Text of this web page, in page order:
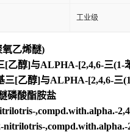
工业级
氧乙烯醚)
[乙醇]与ALPHA-[2,4,6-三
三[乙醇]与ALPHA-[2,4,6-
磷酸酯胺盐
,compd.with.alpha.-
,compd.with.alpha.-